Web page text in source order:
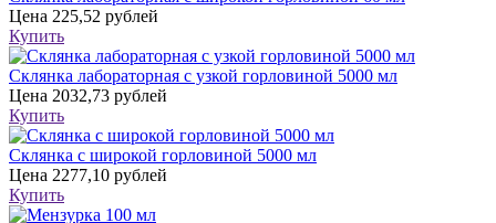
Цена 225,52 рублей
Купить
Склянка лабораторная с узкой горловиной 5000 мл
Цена 2032,73 рублей
Купить
Склянка с широкой горловиной 5000 мл
Цена 2277,10 рублей
Купить